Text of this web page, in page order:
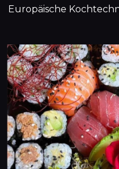
Europäische